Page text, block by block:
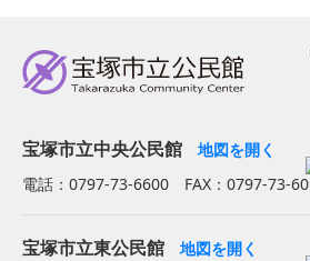
宝塚市立中央公民館
地図を開く
電話：0797-73-6600 FAX：0797-73-
宝塚市立東公民館
地図を開く